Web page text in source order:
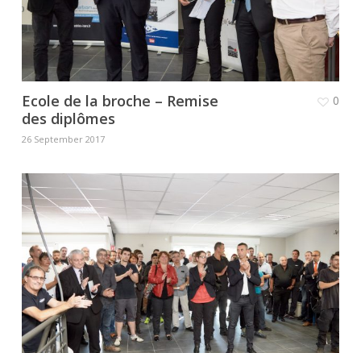
Ecole de la broche – Remise
des diplômes
26 September 2017
0